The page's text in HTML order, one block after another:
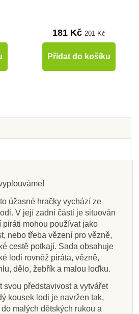
181 Kč 201 Kč
Přidat do košíku
Na dotaz
Goki Dobrodružná
didaktická hra –
Farma, cirkus...
869 Kč965 Kč
Zobrazit detail
-
Skladem
Goki Logická hra
Logik
707 Kč785 Kč
Přidat do košíku
-
Na dotaz
Goki Logické pexeso
- povolání
369 Kč410 Kč
Zobrazit detail
Skladem
Lesní svět Pexeso
klasické - Lesní
zvířátka
664 Kč738 Kč
Přidat do košíku
úžasné hračky vychází ze
V její zadní části je situován
piráti mohou používat jako
nebo třeba vězení pro vězně,
cestě potkají. Sada obsahuje
lodi rovněž piráta, vězně,
dělo, žebřík a malou loďku.
svou představivost a vytvářet
kousek lodi je navržen tak,
malých dětských rukou a